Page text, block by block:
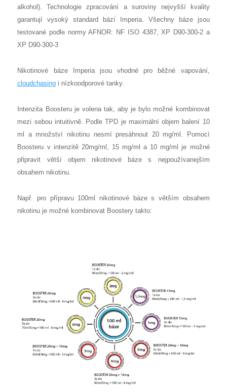
alkohol). Technologie zpracování a suroviny nejvyšší kvality
garantují vysoký standard bází Imperia. Všechny báze jsou
testované podle normy AFNOR: NF ISO 4387, XP D90-300-2 a
XP D90-300-3
Nikotinové báze Imperia jsou vhodné pro běžné vapování,
cloudchasing i nízkoodporové tanky.
Intenzita Boosteru je volena tak, aby je bylo možné kombinovat
mezi sebou intuitivně. Podle TPD je maximální objem balení 10
ml a množství nikotinu nesmí presáhnout 20 mg/ml. Pomocí
Boosteru v intenzitě 20mg/ml, 15 mg/ml a 10 mg/ml je možné
připravit větší objem nikotinové báze s nejpoužívanejším
obsahem nikotinu.
Např. pro přípravu 100ml nikotinové báze s větším obsahem
nikotinu je možné kombinovat Boostery takto: